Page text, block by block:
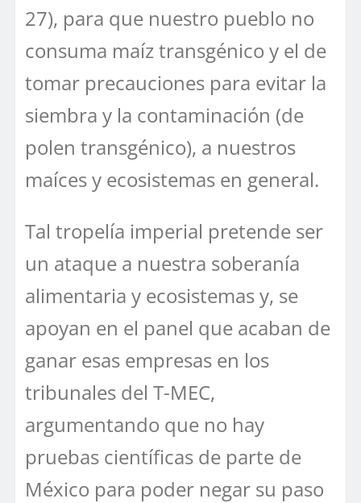
27), para que nuestro pueblo no
consuma maíz transgénico y el de
tomar precauciones para evitar la
siembra y la contaminación (de
polen transgénico), a nuestros
maíces y ecosistemas en general.
Tal tropelía imperial pretende ser
un ataque a nuestra soberanía
alimentaria y ecosistemas y, se
apoyan en el panel que acaban de
ganar esas empresas en los
tribunales del T-MEC,
argumentando que no hay
pruebas científicas de parte de
México para poder negar su paso